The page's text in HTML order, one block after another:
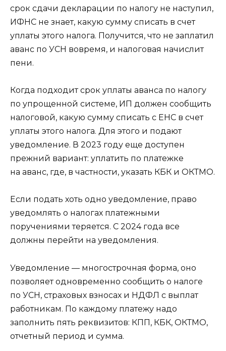
срок сдачи декларации по налогу не наступил,
ИФНС не знает, какую сумму списать в счет
уплаты этого налога. Получится, что не заплатил
аванс по УСН вовремя, и налоговая начислит
пени.
Когда подходит срок уплаты аванса по налогу
по упрощенной системе, ИП должен сообщить
налоговой, какую сумму списать с ЕНС в счет
уплаты этого налога. Для этого и подают
уведомление. В 2023 году еще доступен
прежний вариант: уплатить по платежке
на аванс, где, в частности, указать КБК и ОКТМО.
Если подать хоть одно уведомление, право
уведомлять о налогах платежными
поручениями теряется. С 2024 года все
должны перейти на уведомления.
Уведомление — многострочная форма, оно
позволяет одновременно сообщить о налоге
по УСН, страховых взносах и НДФЛ с выплат
работникам. По каждому платежу надо
заполнить пять реквизитов: КПП, КБК, ОКТМО,
отчетный период и сумма.